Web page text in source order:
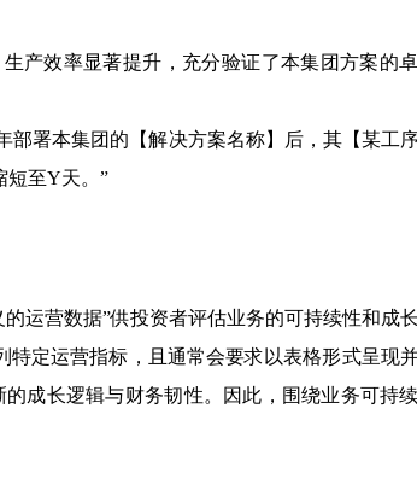
产效率显著提升，充分验证了本集团方案的
署本集团的【解决方案名称】后，其【某工
短至Y天。”
运营数据”供投资者评估业务的可持续性和成长
定运营指标，且通常会要求以表格形式呈现
成长逻辑与财务韧性。因此，围绕业务可持